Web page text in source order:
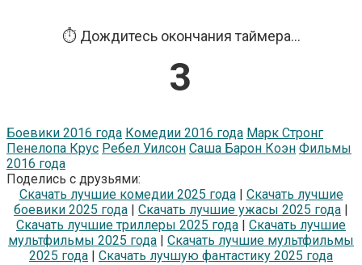
⏱️ Дождитесь окончания таймера...
3
Боевики 2016 года Комедии 2016 года Марк Стронг
Пенелопа Крус Ребел Уилсон Саша Барон Коэн Фильмы
2016 года
Поделись с друзьями:
Скачать лучшие комедии 2025 года| Скачать лучшие
боевики 2025 года | Скачать лучшие ужасы 2025 года |
Скачать лучшие триллеры 2025 года | Скачать лучшие
мультфильмы 2025 года | Скачать лучшие мультфильмы
2025 года | Скачать лучшую фантастику 2025 года